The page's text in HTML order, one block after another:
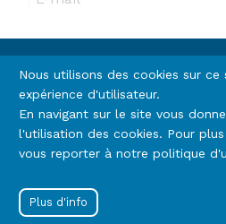
Rejoignez-nous
Footer
Termes et conditions Vie privée
Menu
Se connecter
Nous utilisons des cookies sur
expérience d'utilisateur.
En navigant sur le site vous
l'utilisation des cookies. Pour
vous reporter à notre politique
Plus d'info